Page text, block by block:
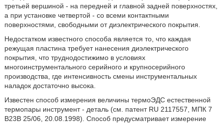
третьей вершиной - на передней и главной задней поверхностях,
а при установке четвертой - со всеми контактными
поверхностями, свободными от диэлектрического покрытия.
Недостатком известного способа является то, что каждая
режущая пластина требует нанесения диэлектрического
покрытия, что труднодостижимо в условиях
многоинструментального серийного и крупносерийного
производства, где интенсивность смены инструментальных
наладок достаточно высока.
Известен способ измерения величины термоЭДС естественной
термопары инструмент - деталь (см. патент RU 2117557, МПК 7
В23В 25/06, 20.08.1998). Способ предусматривает измерение